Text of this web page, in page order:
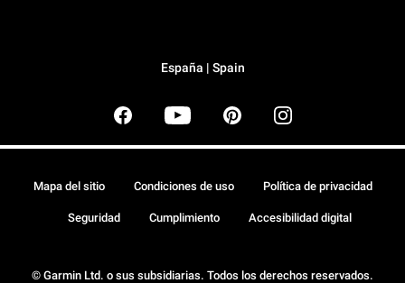
España | Spain
© Garmin Ltd. o sus subsidiarias. Todos los derechos reservados.
Mapa del sitio Condiciones de uso Política de privacidad
Seguridad Cumplimiento Accesibilidad digital